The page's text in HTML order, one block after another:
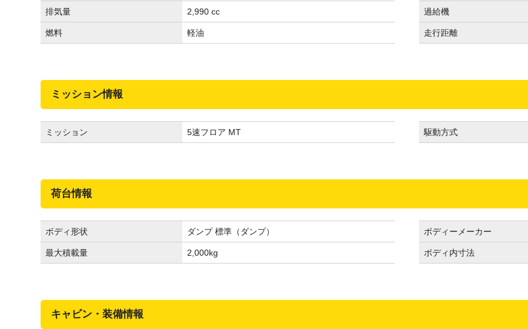
排気量 2,990 cc 過給機
燃料 軽油 走行距離
ミッション情報
ミッション 5速フロア MT 駆動方式
荷台情報
ボディ形状 ダンプ 標準（ダンプ） ボディーメーカー
最大積載量 2,000kg ボディ内寸法
キャビン・装備情報